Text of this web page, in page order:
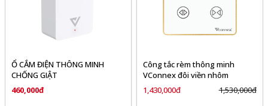
Ổ CẮM ĐIỆN THÔNG MINH
CHỐNG GIẬT​
460,000đ
Công tắc rèm thông minh
VConnex đôi viền nhôm
1,430,000đ
1,530,000đ